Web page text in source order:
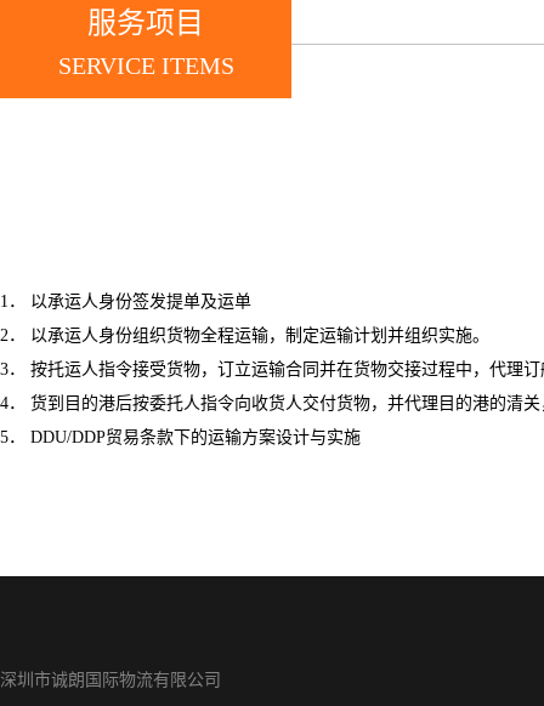
服务项目
SERVICE ITEMS
1． 以承运人身份签发提单及运单
2． 以承运人身份组织货物全程运输，制定运输计划并组织实施。
3． 按托运人指令接受货物，订立运输合同并在货物交接过程中，代理
4． 货到目的港后按委托人指令向收货人交付货物，并代理目的港的清
5． DDU/DDP贸易条款下的运输方案设计与实施
深圳市诚朗国际物流有限公司